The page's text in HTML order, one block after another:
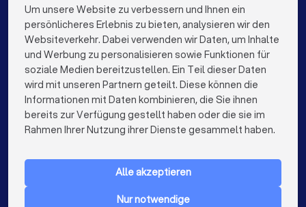
DJs in Bielefeld
DJs in Bonn
DJs in Münster
DJs in der Nähe
Die besten DJs für Sie
info@trustlocal.de
FÜR PRIVATPERSONEN
Um unsere Website zu verbessern und Ihnen ein
persönlicheres Erlebnis zu bieten, analysieren wir den
Websiteverkehr. Dabei verwenden wir Daten, um Inhalte
und Werbung zu personalisieren sowie Funktionen für
soziale Medien bereitzustellen. Ein Teil dieser Daten
wird mit unseren Partnern geteilt. Diese können die
Informationen mit Daten kombinieren, die Sie ihnen
bereits zur Verfügung gestellt haben oder die sie im
Rahmen Ihrer Nutzung ihrer Dienste gesammelt haben.
Alle akzeptieren
Nur notwendige